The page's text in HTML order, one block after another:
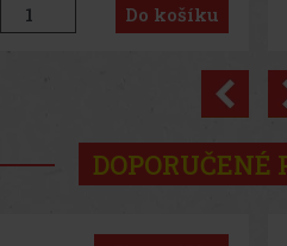
Do košíku
DOPORUČENÉ